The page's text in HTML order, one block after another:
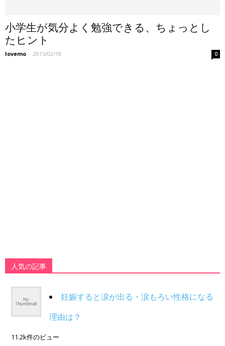
小学生が気分よく勉強できる、ちょっとし
たヒント
lovemo - 2015/02/18 0
人気の記事
妊娠すると涙が出る・涙もろい性格になる
理由は？
11.2k件のビュー